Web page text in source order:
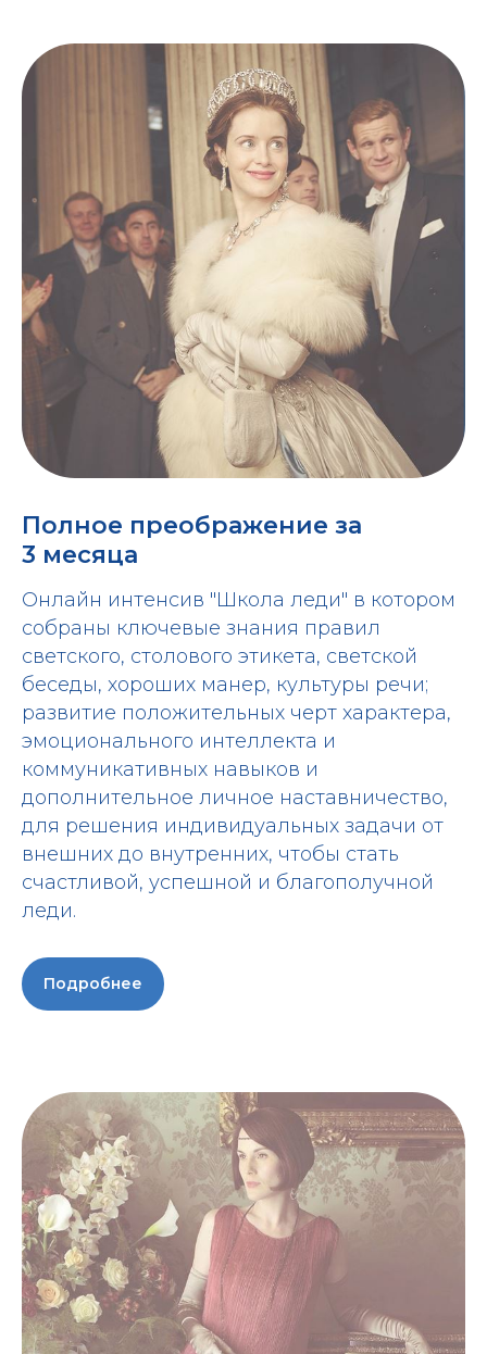
Полное преображение за
3 месяца
Онлайн интенсив "Школа леди" в котором
собраны ключевые знания правил
светского, столового этикета, светской
беседы, хороших манер, культуры речи;
развитие положительных черт характера,
эмоционального интеллекта и
коммуникативных навыков и
дополнительное личное наставничество,
для решения индивидуальных задачи от
внешних до внутренних, чтобы стать
счастливой, успешной и благополучной
леди.
Подробнее